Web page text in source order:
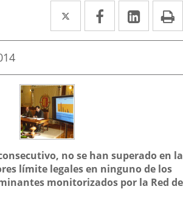
Twitter
Enlace
a
aplicación
externa.
Facebook
Enlace
a
aplicación
Enlace
a
no se han superado en la
límite legales en ninguno de los
monitorizados por la Red de